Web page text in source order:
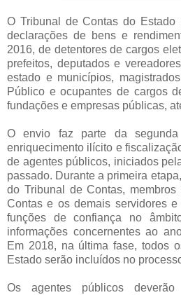
O Tribunal de Contas do Estado
declarações de bens e
2016, de detentores de cargos
prefeitos, deputados e
estado e municípios,
Público e ocupantes de cargos
fundações e empresas públicas,
O envio faz parte da
enriquecimento ilícito e
de agentes públicos, iniciados
passado. Durante a primeira
do Tribunal de Contas,
Contas e os demais servidores
funções de confiança no
informações concernentes ao
Em 2018, na última fase, todos
Estado serão incluídos no
Os agentes públicos